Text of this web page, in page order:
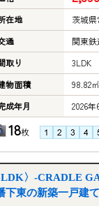
在地
茨城
通
関東
取り
3LDK
物面積
98.82㎡
成年月
2026年
18枚
〉-CRADLE
下東の新築一戸建て